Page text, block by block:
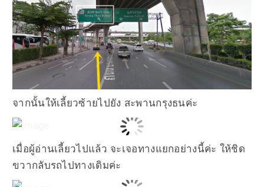
จากนั้นให้เลี้ยวซ้ายไปยัง สะพานกรุงธนค่ะ
เมื่อผู้อ่านเลี้ยวไปแล้ว จะเจอทางแยกอย่างนี้ค่ะ ให้ชิด
ขวากลับรถไปทางเดิมค่ะ